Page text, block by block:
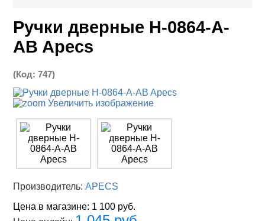
Ручки дверные H-0864-A-
AB Apecs
(Код:747)
Увеличить изображение
Производитель:APECS
Цена в магазине: 1 100 руб.